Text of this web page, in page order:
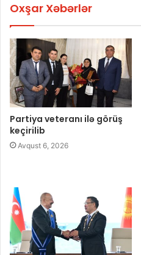
Oxşar Xəbərlər
Partiya veteranı ilə görüş
keçirilib
Avqust 6, 2026